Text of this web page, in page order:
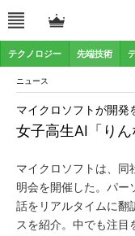
テクノロジー 先端技術
ニュース
女子高生AI「り
マイクロソフトが開発
マイクロソフトは、同
明会を開催した。パー
話をリアルタイムに翻
スを紹介。中でも注目